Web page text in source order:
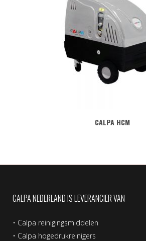
CALPA HCM
CALPA NEDERLAND IS LEVERANCIER VAN
• Calpa reinigingsmiddelen
• Calpa hogedrukreinigers